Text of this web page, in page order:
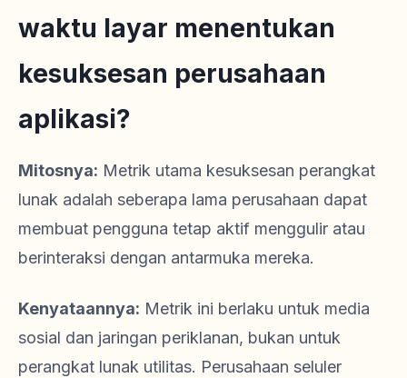
waktu layar menentukan
kesuksesan perusahaan
aplikasi?
Mitosnya: Metrik utama kesuksesan perangkat
lunak adalah seberapa lama perusahaan dapat
membuat pengguna tetap aktif menggulir atau
berinteraksi dengan antarmuka mereka.
Kenyataannya: Metrik ini berlaku untuk media
sosial dan jaringan periklanan, bukan untuk
perangkat lunak utilitas. Perusahaan seluler